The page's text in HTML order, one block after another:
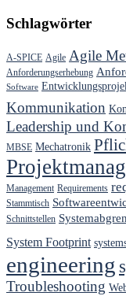
Schlagwörter
A-SPICE Agile Agile
Anforderungserhebung
Software
Kommunikation
Leadership und
MBSE Mechatronik
Management Requirements
Stammtisch
Schnittstellen
System Footprint
engineering
Troubleshooting